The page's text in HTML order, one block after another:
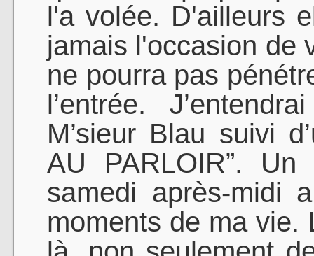
l'a volée. D'ailleurs
jamais l'occasion de
ne pourra pas
l’entrée.
M’sieur Blau suivi
AU PARLOIR”.
samedi après-midi
moments de ma vie.